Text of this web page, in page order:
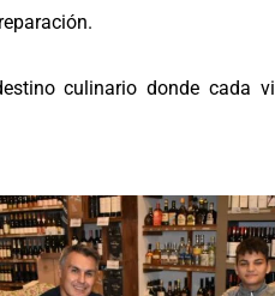
culinario donde cada